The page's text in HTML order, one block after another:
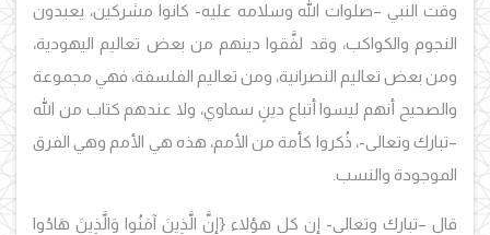
وقت النبي –صلوات الله وسلامه عليه- كانوا مشركين، يعبدون
النجوم والكواكب، وقد لفَّقوا دينهم من بعض تعاليم اليهودية،
ومن بعض تعاليم النصرانية، ومن تعاليم الفلسفة، فهي مجموعة
والصحيح أنهم ليسوا أتباع دينٍ سماوي، ولا عندهم كتاب من الله
–تبارك وتعالى-، ذُكروا كأمة من الأمم، هذه هي الأمم وهي الفرق
الموجودة والنسب.
قال –تبارك وتعالى- إن كل هؤلاء {إِنَّ الَّذِينَ آمَنُوا وَالَّذِينَ هَادُوا